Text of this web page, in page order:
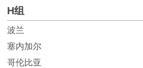
H组
波兰
塞内加尔
哥伦比亚